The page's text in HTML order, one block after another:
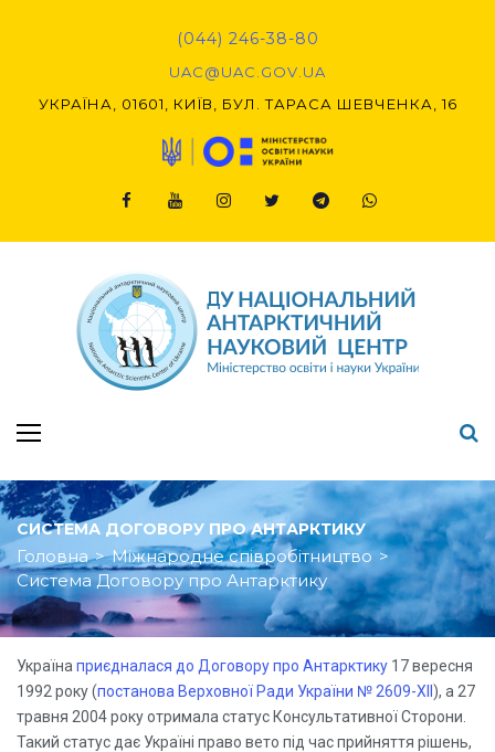
(044) 246-38-80
UAC@UAC.GOV.UA​​
УКРАЇНА, 01601, КИЇВ, БУЛ. ТАРАСА ШЕВЧЕНКА, 16
СИСТЕМА ДОГОВОРУ ПРО АНТАРКТИКУ
Головна > Міжнародне співробітництво >
Система Договору про Антарктику
Україна приєдналася до Договору про Антарктику 17 вересня
1992 року (постанова Верховної Ради України № 2609-XII ), а 27
травня 2004 року отримала статус Консультативної Сторони.
Такий статус дає Україні право вето під час прийняття рішень,